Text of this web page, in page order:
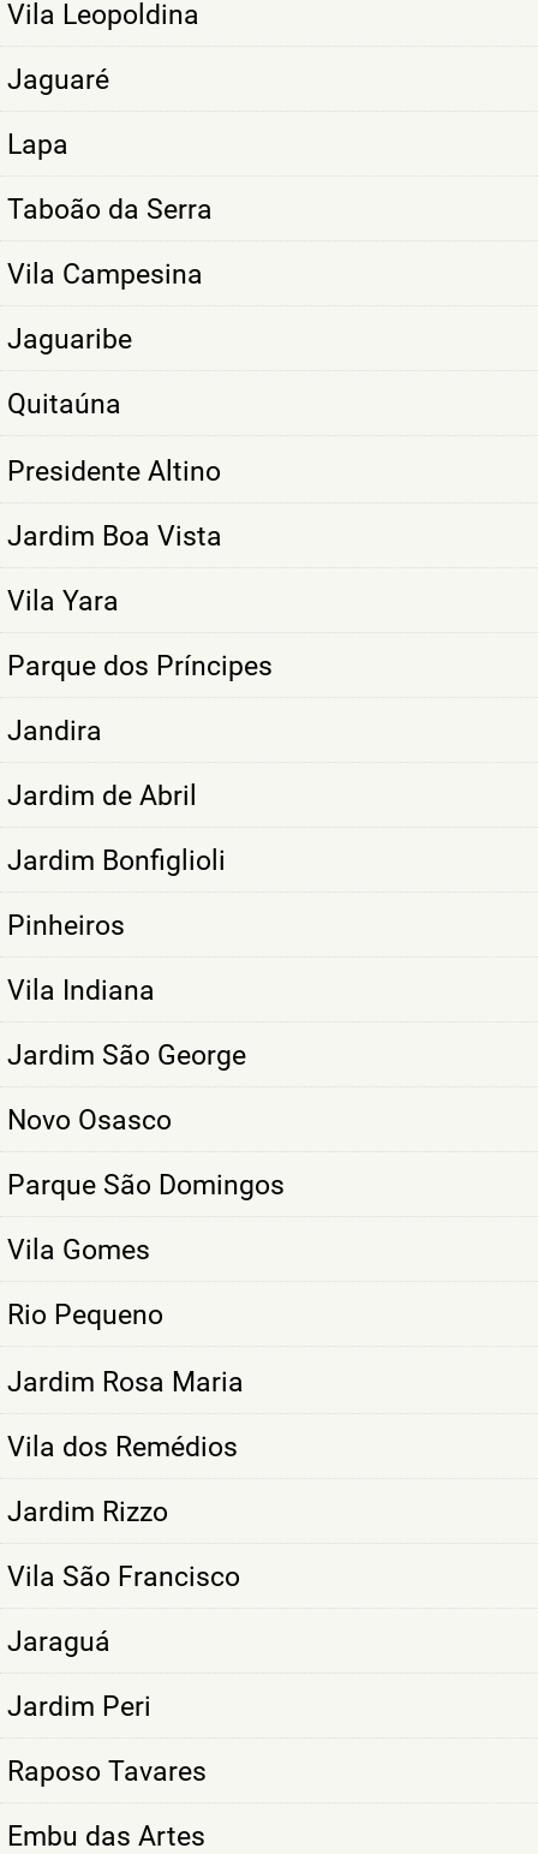
Vila Leopoldina
Jaguaré
Lapa
Taboão da Serra
Vila Campesina
Jaguaribe
Quitaúna
Presidente Altino
Jardim Boa Vista
Vila Yara
Parque dos Príncipes
Jandira
Jardim de Abril
Jardim Bonfiglioli
Pinheiros
Vila Indiana
Jardim São George
Novo Osasco
Parque São Domingos
Vila Gomes
Rio Pequeno
Jardim Rosa Maria
Vila dos Remédios
Jardim Rizzo
Vila São Francisco
Jaraguá
Jardim Peri
Raposo Tavares
Embu das Artes